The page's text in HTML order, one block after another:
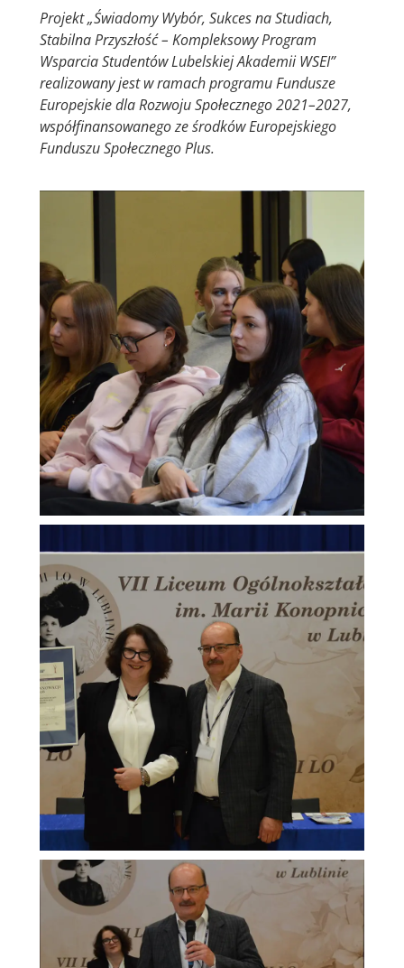
Projekt „Świadomy Wybór, Sukces na Studiach,
Stabilna Przyszłość – Kompleksowy Program
Wsparcia Studentów Lubelskiej Akademii WSEI”
realizowany jest w ramach programu Fundusze
Europejskie dla Rozwoju Społecznego 2021–2027,
współfinansowanego ze środków Europejskiego
Funduszu Społecznego Plus.